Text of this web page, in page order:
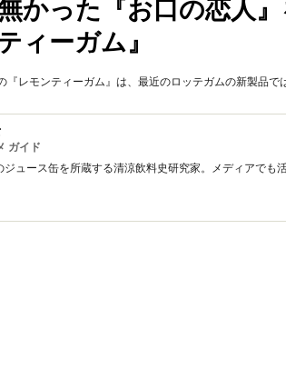
かった『お口の恋人
ィーガム』
『レモンティーガム』は、最近のロッテガムの新製品で
ガイド
ュース缶を所蔵する清涼飲料史研究家。メディアでも活